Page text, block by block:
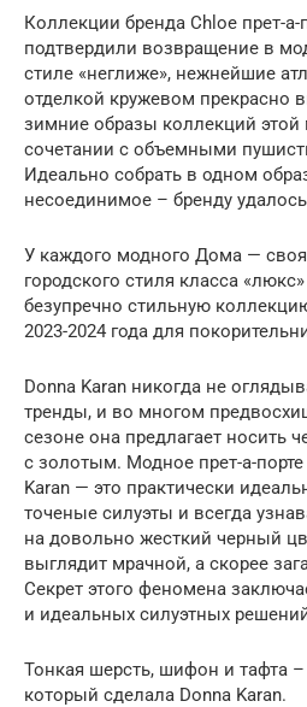
Коллекции бренда Chloe прет-а-
подтвердили возвращение в
стиле «неглиже», нежнейшие
отделкой кружевом прекрасно
зимние образы коллекций этой
сочетании с объемными
Идеально собрать в одном
несоединимое – бренду
У каждого модного Дома — своя
городского стиля класса
безупречно стильную
2023-2024 года для
Donna Karan никогда не
тренды, и во многом
сезоне она предлагает носить
с золотым. Модное прет-а-порте
Karan — это практически
точеные силуэты и всегда
на довольно жесткий черный
выглядит мрачной, а скорее
Секрет этого феномена
и идеальных силуэтных
Тонкая шерсть, шифон и тафта
который сделала Donna Karan.